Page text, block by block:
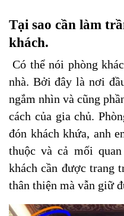
Tại sao cần làm
khách.
Có thể nói phòng
nhà. Bởi đây là nơi
ngắm nhìn và cũng
cách của gia chủ.
đón khách khứa, anh
thuộc và cả mối
khách cần được trang
thân thiện mà vẫn giữ